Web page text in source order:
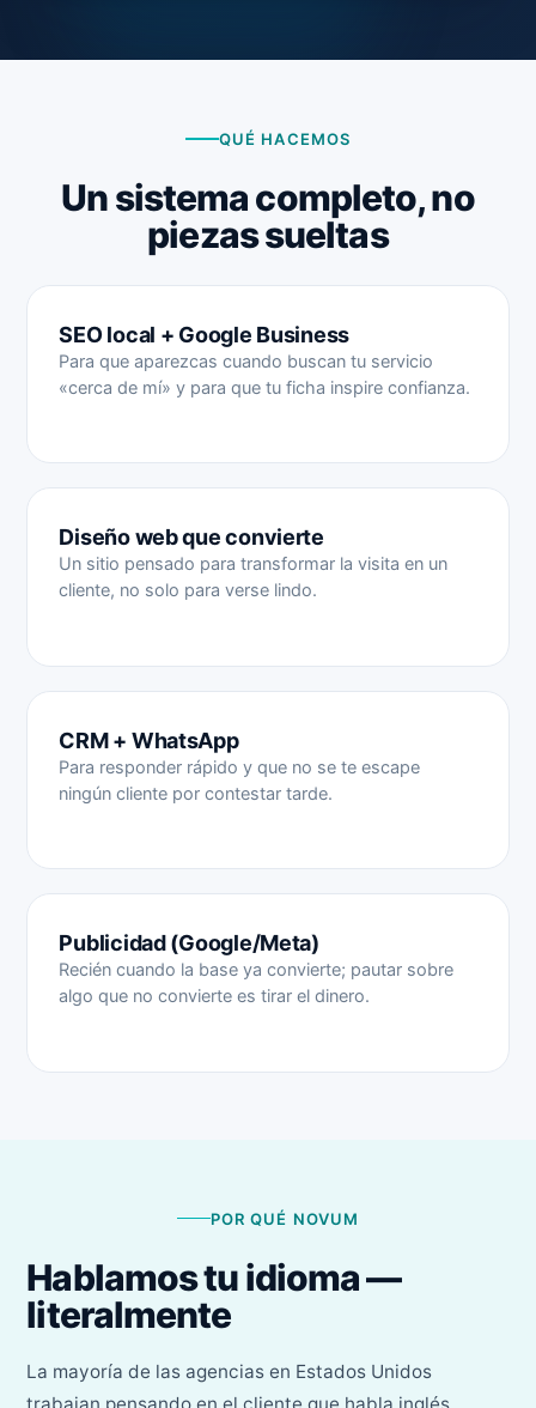
QUÉ HACEMOS
Un sistema completo, no
piezas sueltas
SEO local + Google Business
Para que aparezcas cuando buscan tu servicio
«cerca de mí» y para que tu ficha inspire confianza.
Diseño web que convierte
Un sitio pensado para transformar la visita en un
cliente, no solo para verse lindo.
CRM + WhatsApp
Para responder rápido y que no se te escape
ningún cliente por contestar tarde.
Publicidad (Google/Meta)
Recién cuando la base ya convierte; pautar sobre
algo que no convierte es tirar el dinero.
POR QUÉ NOVUM
Hablamos tu idioma —
literalmente
La mayoría de las agencias en Estados Unidos
trabajan pensando en el cliente que habla inglés.